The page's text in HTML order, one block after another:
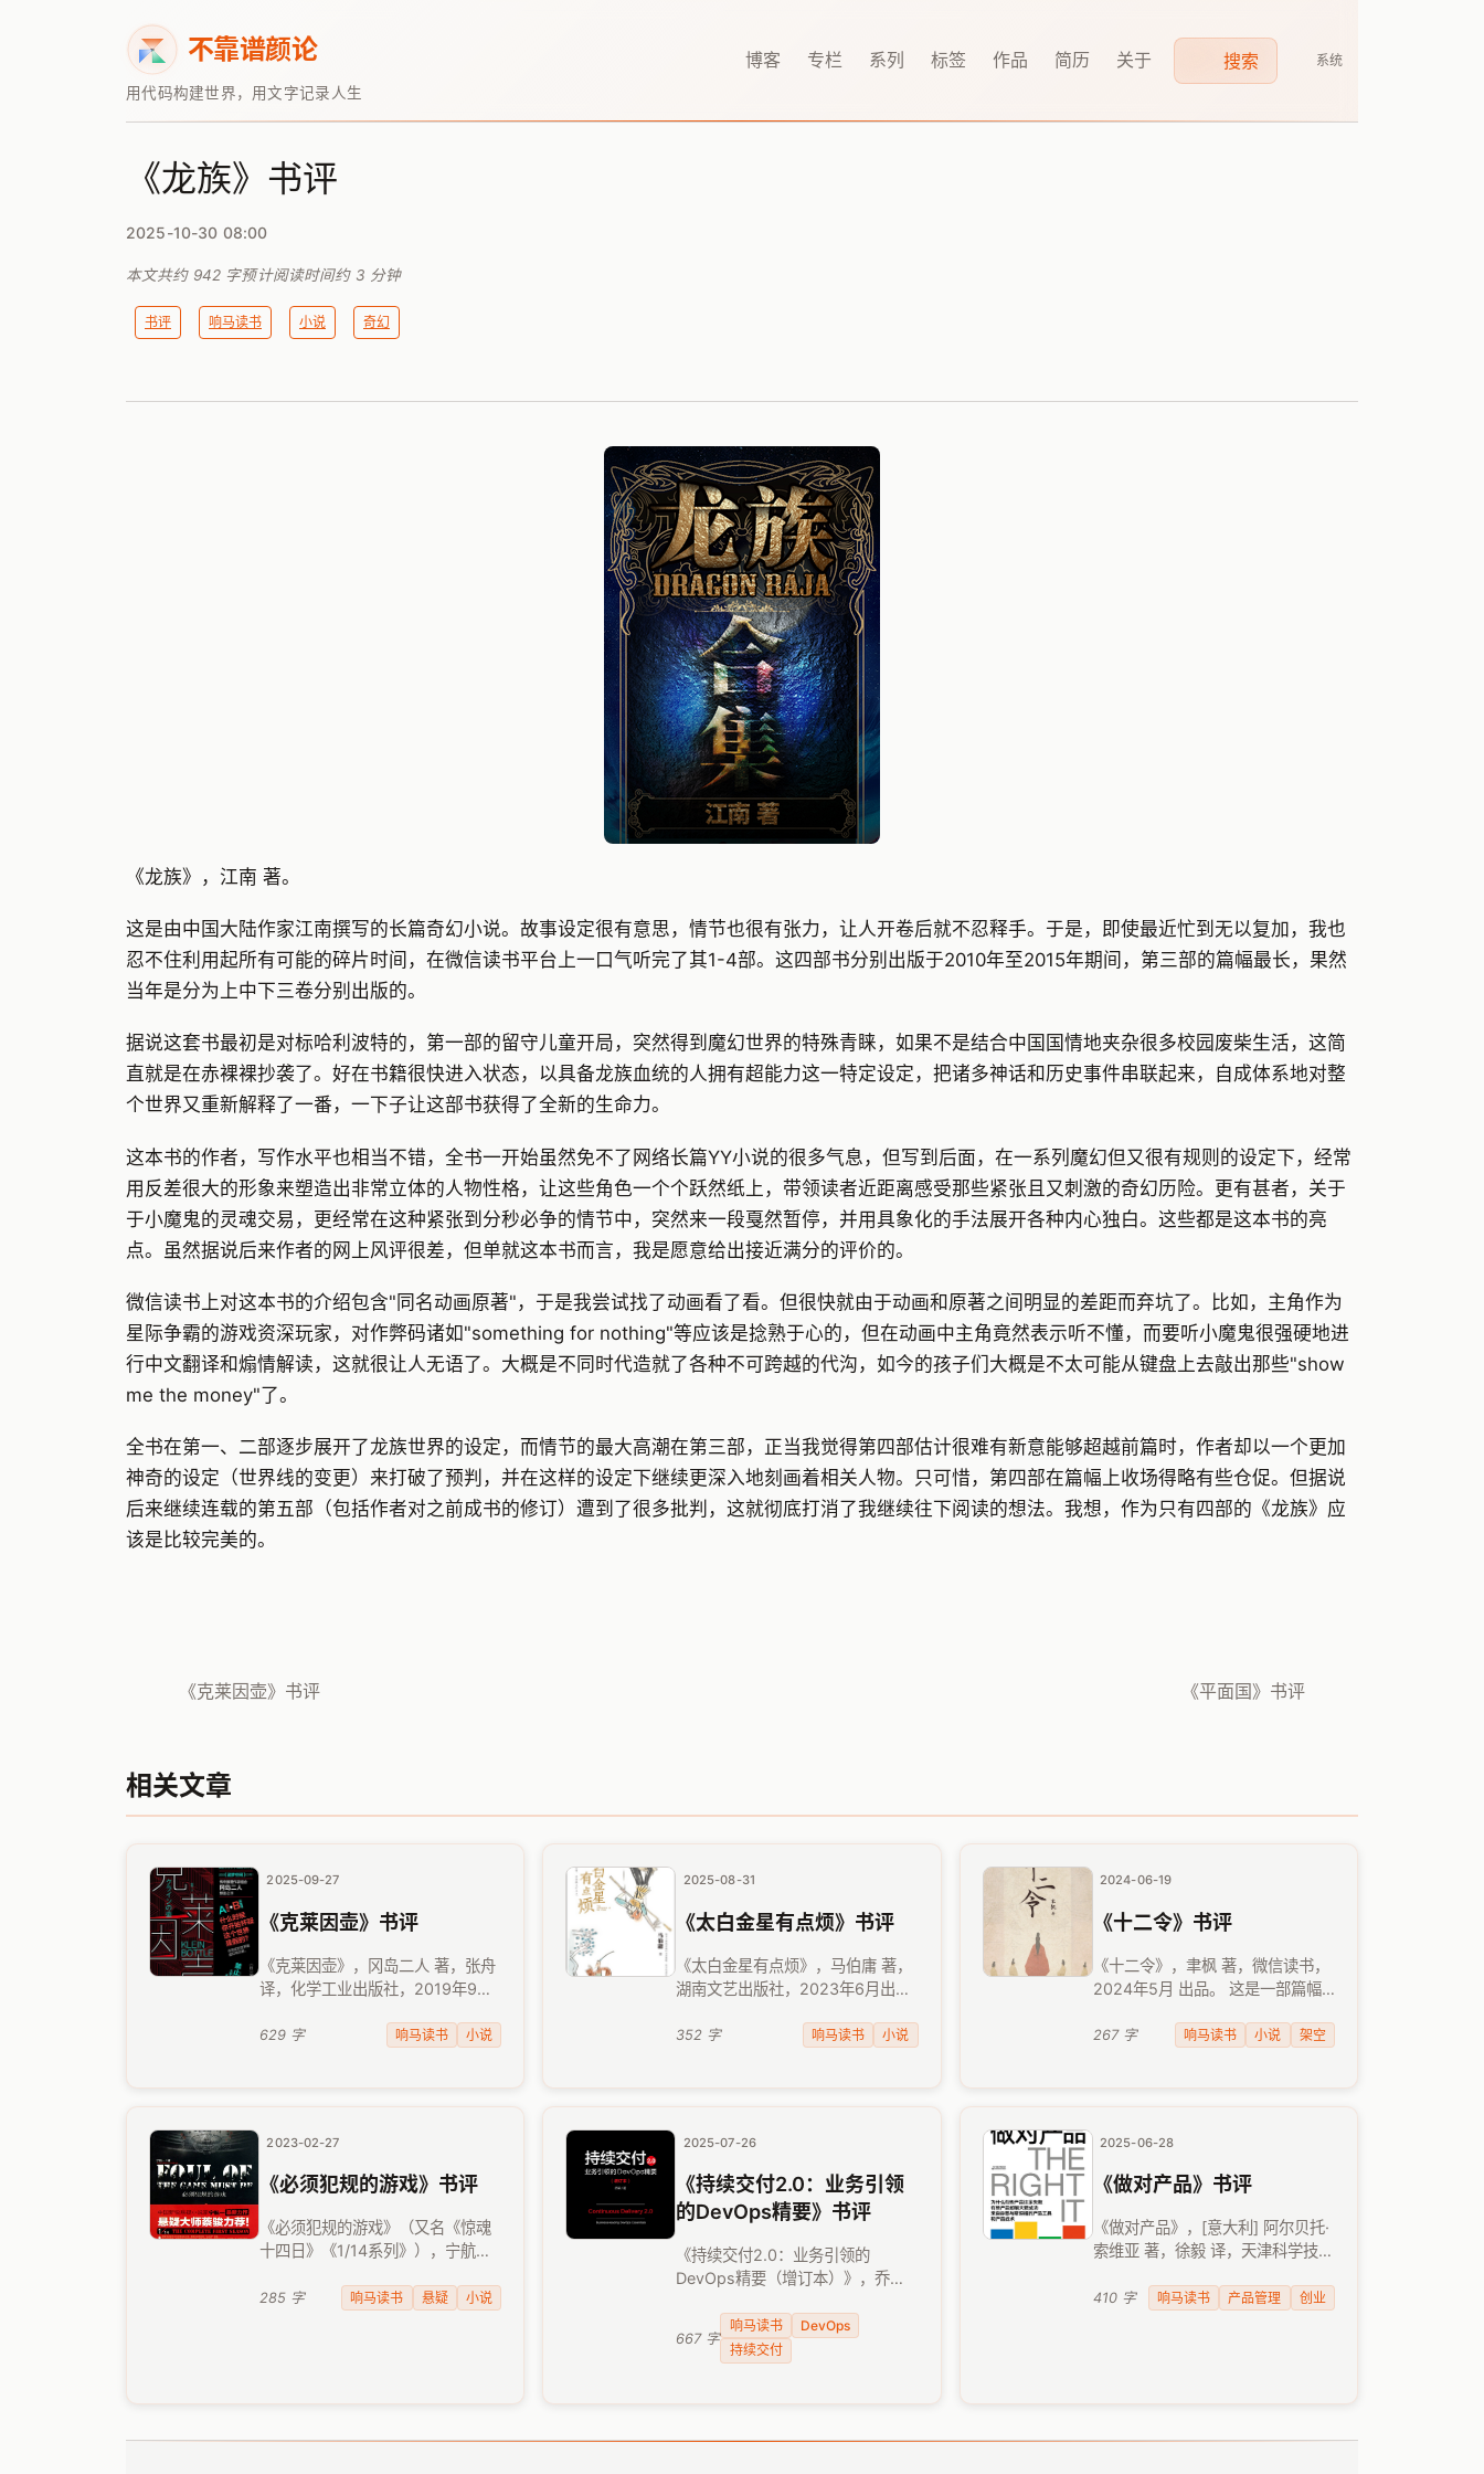
不靠谱颜论
用代码构建世界，用文字记录人生
博客 专栏 系列 标签 作品 简历 关于 搜索 系统
《龙族》书评
2025-10-30 08:00
本文共约 942 字预计阅读时间约 3 分钟
书评 响马读书 小说 奇幻
《龙族》，江南 著。
这是由中国大陆作家江南撰写的长篇奇幻小说。故事设定很有意思，情节也很有张力，让人开卷后就不忍释手。于是，即使最近忙到无以复加，我也
忍不住利用起所有可能的碎片时间，在微信读书平台上一口气听完了其1-4部。这四部书分别出版于2010年至2015年期间，第三部的篇幅最长，果然
当年是分为上中下三卷分别出版的。
据说这套书最初是对标哈利波特的，第一部的留守儿童开局，突然得到魔幻世界的特殊青睐，如果不是结合中国国情地夹杂很多校园废柴生活，这简
直就是在赤裸裸抄袭了。好在书籍很快进入状态，以具备龙族血统的人拥有超能力这一特定设定，把诸多神话和历史事件串联起来，自成体系地对整
个世界又重新解释了一番，一下子让这部书获得了全新的生命力。
这本书的作者，写作水平也相当不错，全书一开始虽然免不了网络长篇YY小说的很多气息，但写到后面，在一系列魔幻但又很有规则的设定下，经常
用反差很大的形象来塑造出非常立体的人物性格，让这些角色一个个跃然纸上，带领读者近距离感受那些紧张且又刺激的奇幻历险。更有甚者，关于
于小魔鬼的灵魂交易，更经常在这种紧张到分秒必争的情节中，突然来一段戛然暂停，并用具象化的手法展开各种内心独白。这些都是这本书的亮
点。虽然据说后来作者的网上风评很差，但单就这本书而言，我是愿意给出接近满分的评价的。
微信读书上对这本书的介绍包含"同名动画原著"，于是我尝试找了动画看了看。但很快就由于动画和原著之间明显的差距而弃坑了。比如，主角作为
星际争霸的游戏资深玩家，对作弊码诸如"something for nothing"等应该是捻熟于心的，但在动画中主角竟然表示听不懂，而要听小魔鬼很强硬地进
行中文翻译和煽情解读，这就很让人无语了。大概是不同时代造就了各种不可跨越的代沟，如今的孩子们大概是不太可能从键盘上去敲出那些"show
me the money"了。
全书在第一、二部逐步展开了龙族世界的设定，而情节的最大高潮在第三部，正当我觉得第四部估计很难有新意能够超越前篇时，作者却以一个更加
神奇的设定（世界线的变更）来打破了预判，并在这样的设定下继续更深入地刻画着相关人物。只可惜，第四部在篇幅上收场得略有些仓促。但据说
后来继续连载的第五部（包括作者对之前成书的修订）遭到了很多批判，这就彻底打消了我继续往下阅读的想法。我想，作为只有四部的《龙族》应
该是比较完美的。
《克莱因壶》书评 《平面国》书评
相关文章
2025-09-27
《克莱因壶》书评
《克莱因壶》，冈岛二人 著，张舟
译，化学工业出版社，2019年9月
间》20年的日本虚拟现实悬疑小
…
629 字 响马读书 小说
2025-08-31
《太白金星有点烦》书评
《太白金星有点烦》，马伯庸 著，
湖南文艺出版社，2023年6月出
续打卡保命，只好读一些小说来凑
生活毫不违和 …
352 字 响马读书 小说
2024-06-19
《十二令》书评
《十二令》，聿枫 著，微信读书，
2024年5月 出品。 这是一部篇幅
设定背景是某位皇帝为保护其皇储
的神秘组 …
267 字 响马读书 小说 架空
2023-02-27
《必须犯规的游戏》书评
《必须犯规的游戏》（又名《惊魂
十四日》《1/14系列》），宁航一
社。这是一部由十四个悬疑惊悚故
285 字 响马读书 悬疑 小说
2025-07-26
《持续交付2.0：业务引领
的DevOps精要》书评
《持续交付2.0：业务引领的
DevOps精要（增订本）》，乔梁
出版。 这本书的作者，正是《持续
交付：发布可靠软件的系统方法》
667 字
响马读书
DevOps
持续交付
2025-06-28
《做对产品》书评
《做对产品》，[意大利] 阿尔贝托·
索维亚 著，徐毅 译，天津科学技术
的作者是谷歌任产品总监，在研究
410 字 响马读书 产品管理 创业